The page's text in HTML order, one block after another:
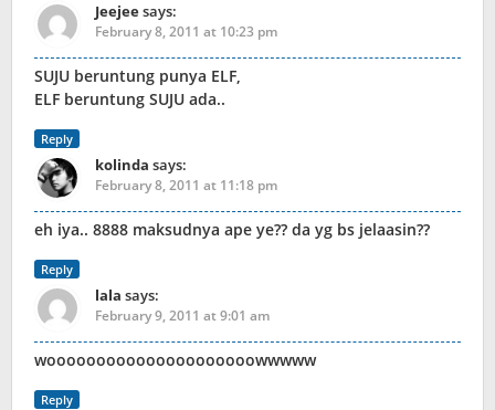
Jeejeesays:
February 8, 2011 at 10:23 pm
SUJU beruntung punya ELF,
ELF beruntung SUJU ada..
Reply
kolinda says:
February 8, 2011 at 11:18 pm
eh iya.. 8888 maksudnya ape ye?? da yg bs jelaasin??
Reply
lala says:
February 9, 2011 at 9:01 am
wooooooooooooooooooooowwwww
Reply